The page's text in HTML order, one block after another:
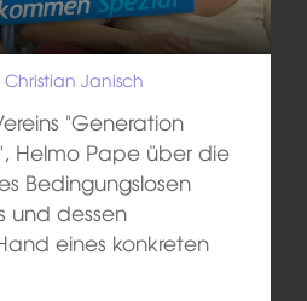
Christian Janisch
"Generation
Helmo Pape über die
Bedingungslosen
und dessen
eines konkreten